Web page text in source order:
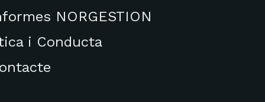
NORGESTION
i Conducta